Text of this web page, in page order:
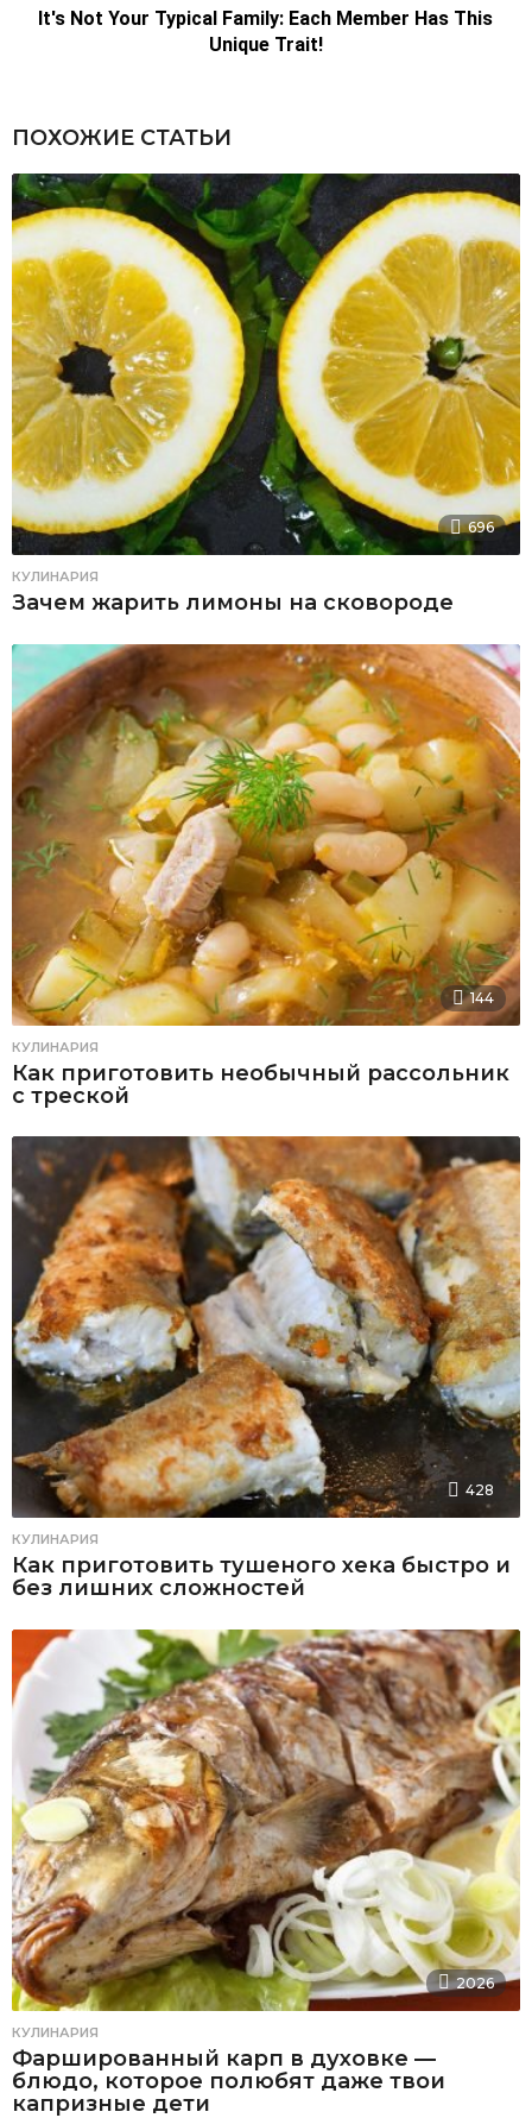
ПОХОЖИЕ СТАТЬИ
696
КУЛИНАРИЯ
Зачем жарить лимоны на сковороде
144
КУЛИНАРИЯ
Как приготовить необычный рассольник
с треской
428
КУЛИНАРИЯ
Как приготовить тушеного хека быстро и
без лишних сложностей
2026
КУЛИНАРИЯ
Фаршированный карп в духовке —
блюдо, которое полюбят даже твои
капризные дети